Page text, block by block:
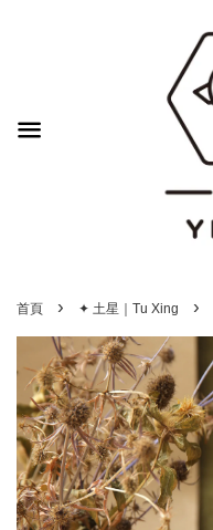
首頁 › ✦ 土星｜Tu Xing ›